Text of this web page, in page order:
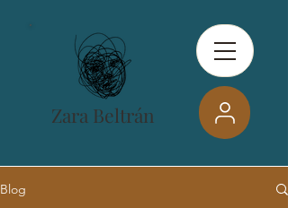
Zara Beltrán
Blog